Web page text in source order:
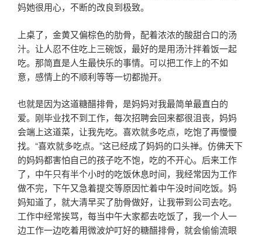
妈她很用心，不断的改良到极致。
上桌了，金黄又偏棕色的肋骨，配着浓浓的酸甜合口的汤
汁。让人忍不住吃上三碗饭，最好的是用汤汁拌着饭一起
吃。那简直是人生最快乐的事情。可以把工作上的不如
意，感情上的不顺利等等一切都抛开。
也就是因为这道糖醋排骨，是妈妈对我最简单最直白的
爱。刚毕业找不到工作，每次招聘会回来都很沮丧，妈妈
会端上这道菜，让我先吃。喜欢就多吃点，吃饱了再慢慢
找。“喜欢就多吃点。”这已经成了妈妈的口头禅。仿佛天下
的妈妈都害怕自己的孩子吃不饱，吃的不开心。后来工作
了，中午只有半个小时的吃饭休息时间，我经常因为工作
做不完，下午又急着提交等原因忙着中午没时间吃饭。妈
妈知道了，就大清早买了肋骨做好，让我带到公司去吃。
工作中经常挨骂，每当中午大家都去吃饭了，我一个人一
边工作一边吃着用微波炉叮好的糖醋排骨，就会偷偷流眼